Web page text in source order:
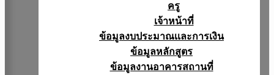
ครู
เจ้าหน้าที่
ข้อมูลงบประมาณเเละการเงิน
ข้อมูลหลักสูตร
ข้อมูลงานอาคารสถานที่